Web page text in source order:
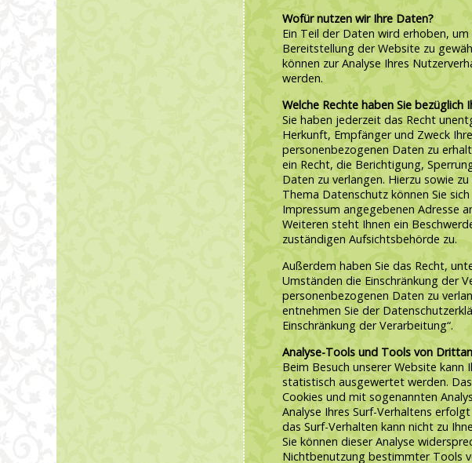
Wofür nutzen wir Ihre Daten?
Ein Teil der Daten wird erhoben, um
Bereitstellung der Website zu
können zur Analyse Ihres
werden.
Welche Rechte haben Sie bezüglich
Sie haben jederzeit das Recht
Herkunft, Empfänger und Zweck
personenbezogenen Daten zu
ein Recht, die Berichtigung,
Daten zu verlangen. Hierzu sowie
Thema Datenschutz können Sie
Impressum angegebenen Adresse
Weiteren steht Ihnen ein
zuständigen Aufsichtsbehörde zu.
Außerdem haben Sie das Recht,
Umständen die Einschränkung der
personenbezogenen Daten zu
entnehmen Sie der
Einschränkung der Verarbeitung“.
Analyse-Tools und Tools von
Beim Besuch unserer Website kann
statistisch ausgewertet werden.
Cookies und mit sogenannten
Analyse Ihres Surf-Verhaltens
das Surf-Verhalten kann nicht zu
Sie können dieser Analyse
Nichtbenutzung bestimmter Tools